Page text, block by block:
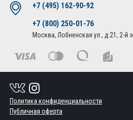
+7 (495) 162-90-92
+7 (800) 250-01-76
Москва, Лобненская ул., д.21, 2-й
Политика конфиденциальности
Публичная оферта